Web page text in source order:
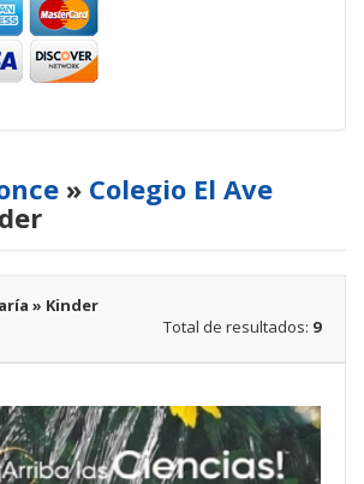
» Colegio El Ave
» Kinder
Total de resultados: 9